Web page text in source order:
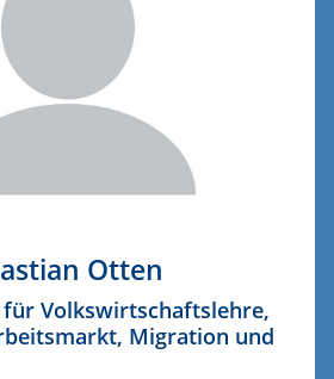
Otten
Volkswirtschaftslehre,
Migration und